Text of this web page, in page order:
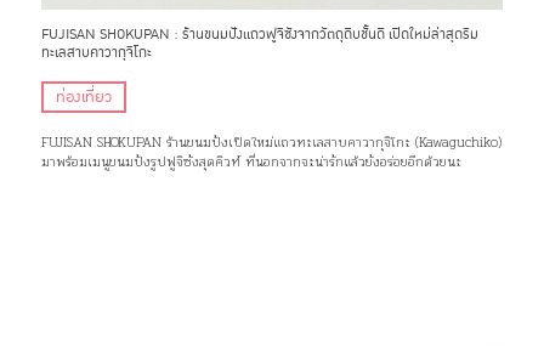
FUJISAN SHOKUPAN : ร้านขนมปังแถวฟูจิซังจากวัตถุดิบชั้นดี เปิดใหม่ล่าสุดริม
ทะเลสาบคาวากุจิโกะ
ท่องเที่ยว
FUJISAN SHOKUPAN ร้านขนมปังเปิดใหม่แถวทะเลสาบคาวากุจิโกะ (Kawaguchiko)
มาพร้อมเมนูขนมปังรูปฟูจิซังสุดคิวท์ ที่นอกจากจะน่ารักแล้วยังอร่อยอีกด้วยนะ